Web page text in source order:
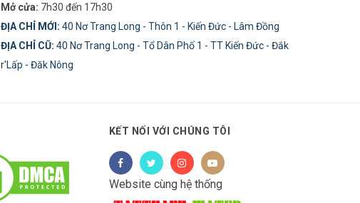
Mở cửa: 7h30 đến 17h30
ĐỊA CHỈ MỚI: 40 Nơ Trang Long - Thôn 1 - Kiến Đức - Lâm Đồng
ĐỊA CHỈ CŨ: 40 Nơ Trang Long - Tổ Dân Phố 1 - TT Kiến Đức - Đắk
r'Lấp - Đăk Nông
KẾT NỐI VỚI CHÚNG TÔI
Website cùng hệ thống